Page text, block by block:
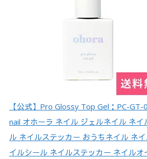
【公式】Pro Glossy Top Gel：PC-
nail オホーラ ネイル ジェルネイル ネイ
ル ネイルステッカー おうちネイル ネ
イルシール ネイルステッカー ネイル